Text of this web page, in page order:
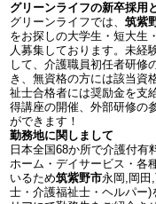
グリーンライフの新卒採用
グリーンライフでは、筑紫
をお探しの大学生・短大生
人募集しております。未経
して、介護職員初任者研修
き、無資格の方には該当資
祉士合格者には奨励金を支
得講座の開催、外部研修の
ができます！
勤務地に関しまして
日本全国68か所で介護付
ホーム・デイサービス・各
いるため筑紫野市永岡,岡田
士・介護福祉士・ヘルパー